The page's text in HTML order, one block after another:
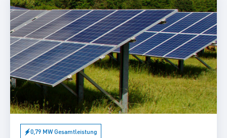
0,79 MW Gesamtleistung